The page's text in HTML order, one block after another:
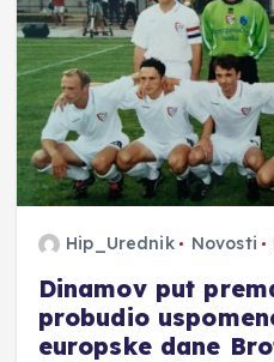
Hip_Urednik Novosti
Dinamov put
probudio
europske dane